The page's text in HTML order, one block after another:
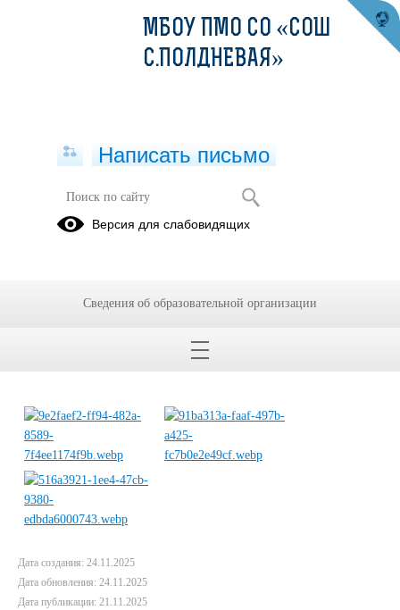
Акция "Засветись"
руководителем отряда посетили детский сад "Рябинка", где провели мастер-класс
интересно и с пользой изготовили брелки для себя и своих близких. А Всеволод
и Ксюша во время мастер-класса рассказали деткам о пользе таких изделий.
Дата создания: 24.11.2025
Дата обновления: 24.11.2025
Дата публикации: 21.11.2025
МБОУ ПМО СО «СОШ
С.ПОЛДНЕВАЯ»
Написать письмо
Версия для слабовидящих
Сведения об образовательной организации